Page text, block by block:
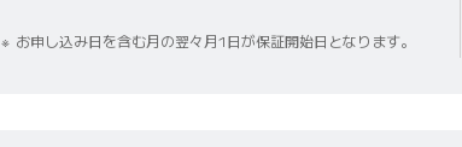
お申し込み日を含む月の翌々月1日が保証開始日となります。